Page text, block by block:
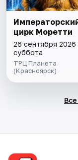
цирк Моретти
26 сентября 2026
суббота
ТРЦ Планета
(Красноярск)